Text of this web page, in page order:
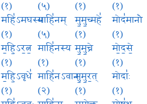
(१)
महि॑ऽमघस्य
(१)
म॒हि॒ऽर॒त्न॒
(१)
म॒हि॒ऽवृधे॑
(१)
(५)
माहि॑नम्
(५)
माहि॑नस्य
(१)
माहि॑नऽवान्
(२)
(१)
मु॒मु॒च्महे॑
(१)
मु॒मु॒च्रे
(१)
मु॒मु॒र॒त्
(१)
(१)
मोद॑मानौ
(१)
मो॒द॒से॒
(१)
मोदाः॑
(१)